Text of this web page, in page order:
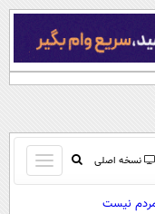
نسخه اصلی
باز
و